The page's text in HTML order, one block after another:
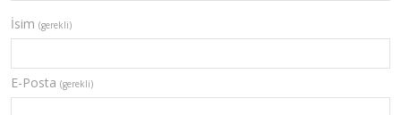
İsim (gerekli)
E-Posta (gerekli)